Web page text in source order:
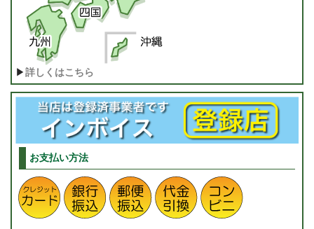
▶詳しくはこちら
お支払い方法